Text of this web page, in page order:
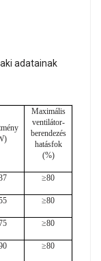
adatainak
Maximális
ventilátor-
berendezés
hatásfok
(%)
≥80
≥80
≥80
≥80